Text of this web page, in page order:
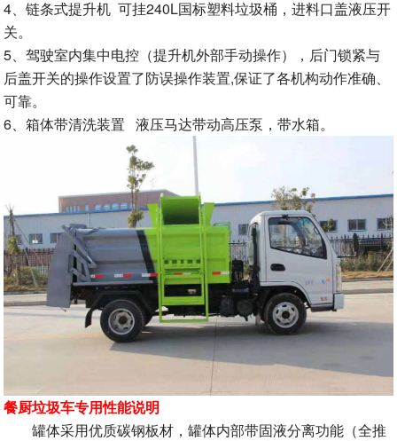
4、链条式提升机 可挂240L国标塑料垃圾桶，进料口盖液压开
关。
5、驾驶室内集中电控（提升机外部手动操作），后门锁紧与
后盖开关的操作设置了防误操作装置,保证了各机构动作准确、
可靠。
6、箱体带清洗装置 液压马达带动高压泵，带水箱。
餐厨垃圾车专用性能说明
罐体采用优质碳钢板材，罐体内部带固液分离功能（全推